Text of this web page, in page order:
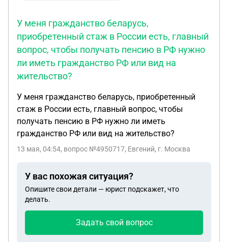
У меня гражданство беларусь,
приобретенный стаж в России есть, главный
вопрос, чтобы получать пенсию в РФ нужно
ли иметь гражданство РФ или вид на
жительство?
У меня гражданство беларусь, приобретенный
стаж в России есть, главный вопрос, чтобы
получать пенсию в РФ нужно ли иметь
гражданство РФ или вид на жительство?
13 мая, 04:54, вопрос №4950717, Евгений, г. Москва
У вас похожая ситуация?
Опишите свои детали — юрист подскажет, что
делать.
Задать свой вопрос